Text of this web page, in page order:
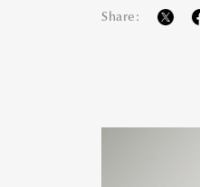
Share: